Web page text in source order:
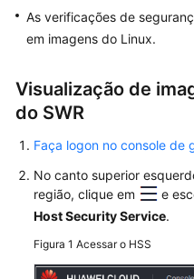
Gerenciamento
de
Impressões
digitais
Impressões
digitais
de
As verificações de
em imagens do Linux.
Visualização de
do SWR
Faça logon no console de
No canto superior
região, clique em
e
Host Security Service.
Figura 1 Acessar o HSS